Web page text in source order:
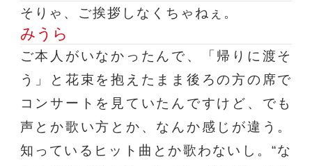
そりゃ、ご挨拶しなくちゃねぇ。
みうら
ご本人がいなかったんで、「帰りに渡そ
う」と花束を抱えたまま後ろの方の席で
コンサートを見ていたんですけど、でも
声とか歌い方とか、なんか感じが違う。
知っているヒット曲とか歌わないし。“な